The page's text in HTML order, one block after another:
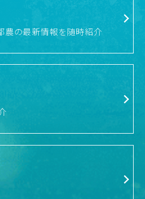
農の最新情報を随時紹介